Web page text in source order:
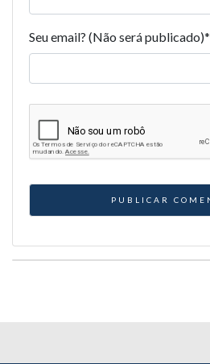
Seu email? (Não será publicado)*